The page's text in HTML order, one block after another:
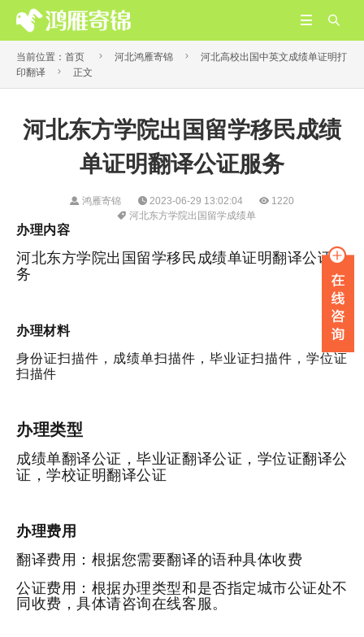


当前位置： 首页  河北鸿雁寄锦 
河北高校出国中英文成绩单证明打
印翻译
 正文
河北东方学院出国留学移民成绩
单证明翻译公证服务
鸿雁寄锦 2023-06-29 13:02:04
1220
河北东方学院出国留学成绩单
办理内容
河北东方学院出国留学移民成绩单证明翻译公证服
务
办理材料
身份证扫描件，成绩单扫描件，毕业证扫描件，学位证
扫描件
办理类型
成绩单翻译公证，毕业证翻译公证，学位证翻译公
证，学校证明翻译公证
办理费用
翻译费用：根据您需要翻译的语种具体收费
公证费用：根据办理类型和是否指定城市公证处不
同收费，具体请咨询在线客服。